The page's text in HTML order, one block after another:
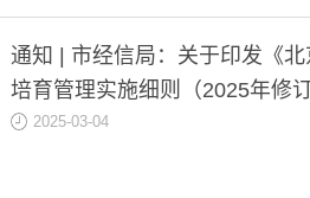
通知 | 市经信局：关于印发《
培育管理实施细则（2025年修订
2025-03-04